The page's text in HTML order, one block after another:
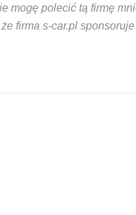
mogę polecić tą firmę
firma s-car.pl